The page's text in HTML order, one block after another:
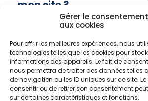
Gérer le consentement
aux cookies
Pour offrir les meilleures expériences, nous
technologies telles que les cookies pour
informations des appareils. Le fait de
nous permettra de traiter des données telles
de navigation ou les ID uniques sur ce site.
consentir ou de retirer son consentement
sur certaines caractéristiques et fonctions.
mon site ?
Consulter la FAQ complète
Vous n’avez pas